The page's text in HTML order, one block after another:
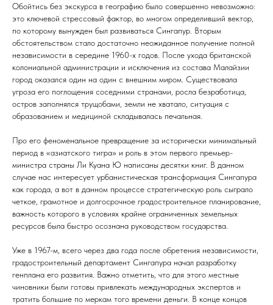
Обойтись без экскурса в географию было совершенно невозможно:
это ключевой стрессовый фактор, во многом определивший вектор,
по которому вынужден был развиваться Сингапур. Вторым
обстоятельством стало достаточно неожиданное получение полной
независимости в середине 1960-х годов. После ухода британской
колониальной администрации и исключения из состава Малайзии
город оказался один на один с внешним миром. Существовала
угроза его поглощения соседними странами, росла безработица,
остров заполнялся трущобами, земли не хватало, ситуация с
образованием и медициной складывалась печальная.
Про его феноменальное превращение за исторически минимальный
период в «азиатского тигра» и роль в этом первого премьер-
министра страны Ли Куана Ю написаны десятки книг. В данном
случае нас интересует урбанистическая трансформация Сингапура
как города, а вот в данном процессе стратегическую роль сыграло
четкое, грамотное и долгосрочное градостроительное планирование,
важность которого в условиях крайне ограниченных земельных
ресурсов была быстро осознана руководством государства.
Уже в 1967-м, всего через два года после обретения независимости,
градостроительный департамент Сингапура начал разработку
генплана его развития. Важно отметить, что для этого местные
чиновники были готовы привлекать международных экспертов и
тратить большие по меркам того времени деньги. В конце концов